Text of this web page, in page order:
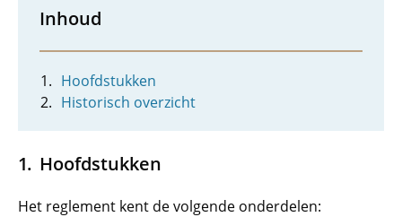
Inhoud
Hoofdstukken
Historisch overzicht
Hoofdstukken
Het reglement kent de volgende onderdelen: